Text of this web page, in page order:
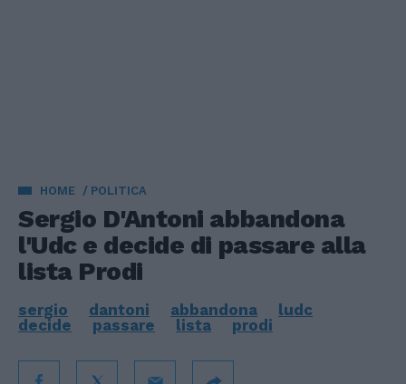
HOME POLITICA
Sergio D'Antoni abbandona
l'Udc e decide di passare alla
lista Prodi
sergio dantoni abbandona
ludc
decide
passare lista prodi